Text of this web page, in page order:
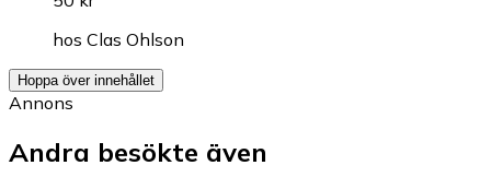
hos Clas Ohlson
Hoppa över innehållet
Annons
Andra besökte även